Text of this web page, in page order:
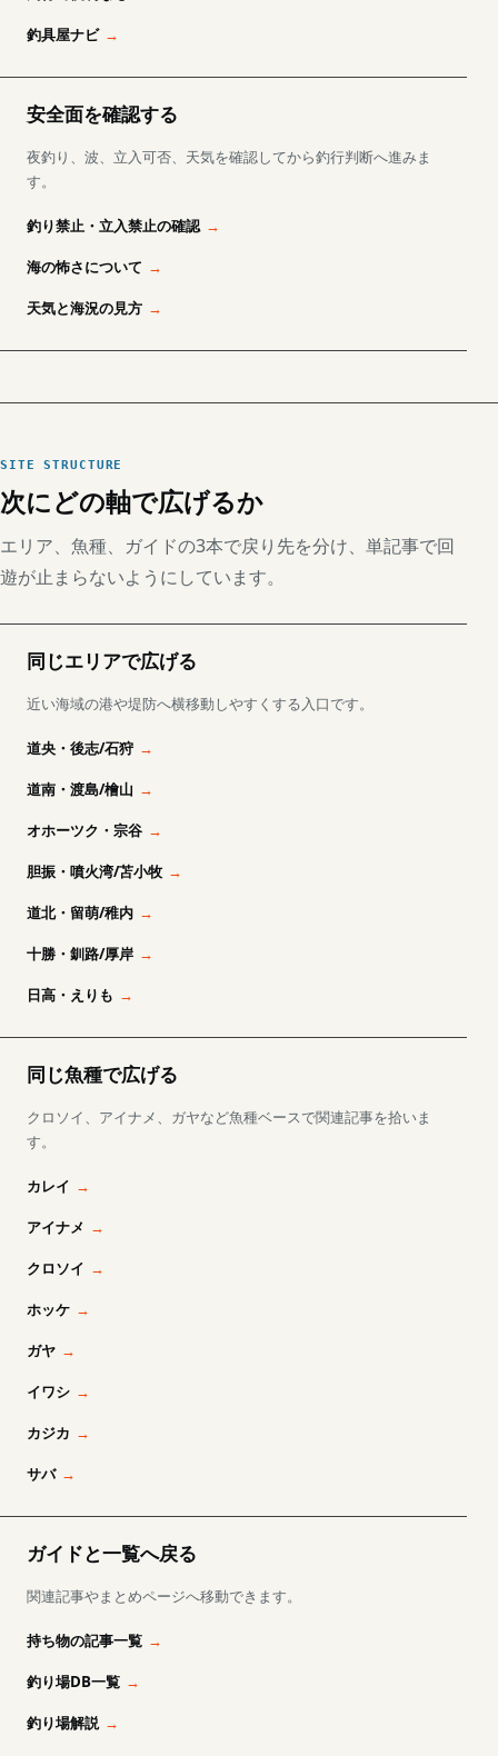
釣具屋ナビ
安全面を確認する
夜釣り、波、立入可否、天気を確認してから釣行判断へ進みま
す。
釣り禁止・立入禁止の確認
海の怖さについて
天気と海況の見方
SITE STRUCTURE
次にどの軸で広げるか
エリア、魚種、ガイドの3本で戻り先を分け、単記事で回
遊が止まらないようにしています。
同じエリアで広げる
近い海域の港や堤防へ横移動しやすくする入口です。
道央・後志/石狩
道南・渡島/檜山
オホーツク・宗谷
胆振・噴火湾/苫小牧
道北・留萌/稚内
十勝・釧路/厚岸
日高・えりも
同じ魚種で広げる
クロソイ、アイナメ、ガヤなど魚種ベースで関連記事を拾いま
す。
カレイ
アイナメ
クロソイ
ホッケ
ガヤ
イワシ
カジカ
サバ
ガイドと一覧へ戻る
関連記事やまとめページへ移動できます。
持ち物の記事一覧
釣り場DB一覧
釣り場解説